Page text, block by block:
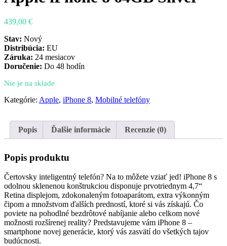
439,00 €
Stav: Nový
Distribúcia: EU
Záruka: 24 mesiacov
Doručenie: Do 48 hodín
Nie je na sklade
Kategórie: Apple, iPhone 8, Mobilné telefóny
Popis Ďalšie informácie Recenzie (0)
Popis produktu
Čertovsky inteligentný telefón? Na to môžete vziať jed! iPhone 8 s
odolnou sklenenou konštrukciou disponuje prvotriednym 4,7“
Retina displejom, zdokonaleným fotoaparátom, extra výkonným
čipom a množstvom ďalších predností, ktoré si vás získajú. Čo
poviete na pohodlné bezdrôtové nabíjanie alebo celkom nové
možnosti rozšírenej reality? Predstavujeme vám iPhone 8 –
smartphone novej generácie, ktorý vás zasvätí do všetkých tajov
budúcnosti.